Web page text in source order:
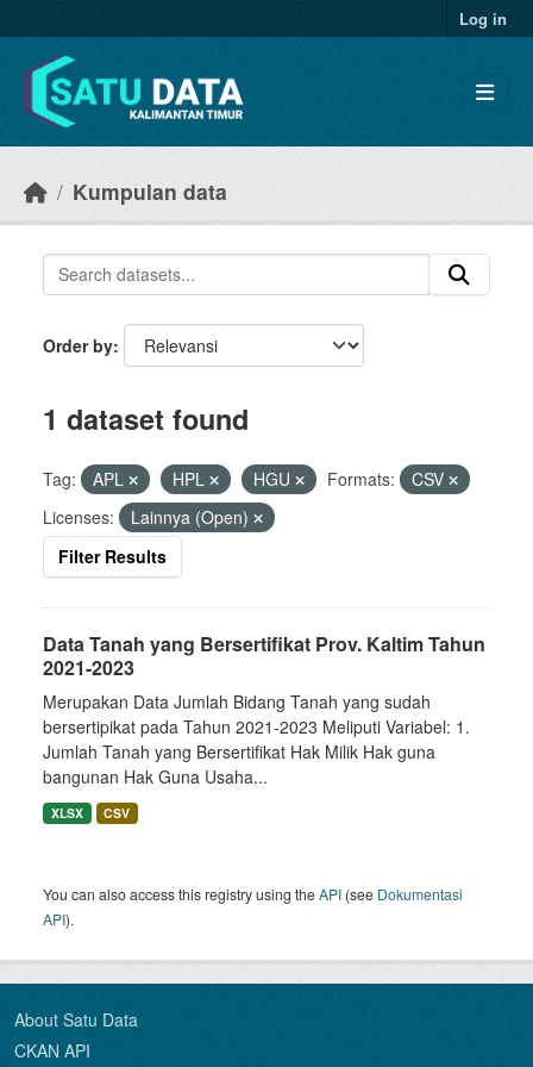
Log in
Kumpulan data
Order by
1 dataset found
Tag: APL HPL HGU Formats:
CSV
Licenses:
Lainnya (Open)
Filter Results
Data Tanah yang Bersertifikat Prov. Kaltim Tahun
2021-2023
Merupakan Data Jumlah Bidang Tanah yang sudah
bersertipikat pada Tahun 2021-2023 Meliputi Variabel: 1.
Jumlah Tanah yang Bersertifikat Hak Milik Hak guna
bangunan Hak Guna Usaha...
XLSX CSV
You can also access this registry using theAPI (see Dokumentasi
API).
About Satu Data
CKAN API